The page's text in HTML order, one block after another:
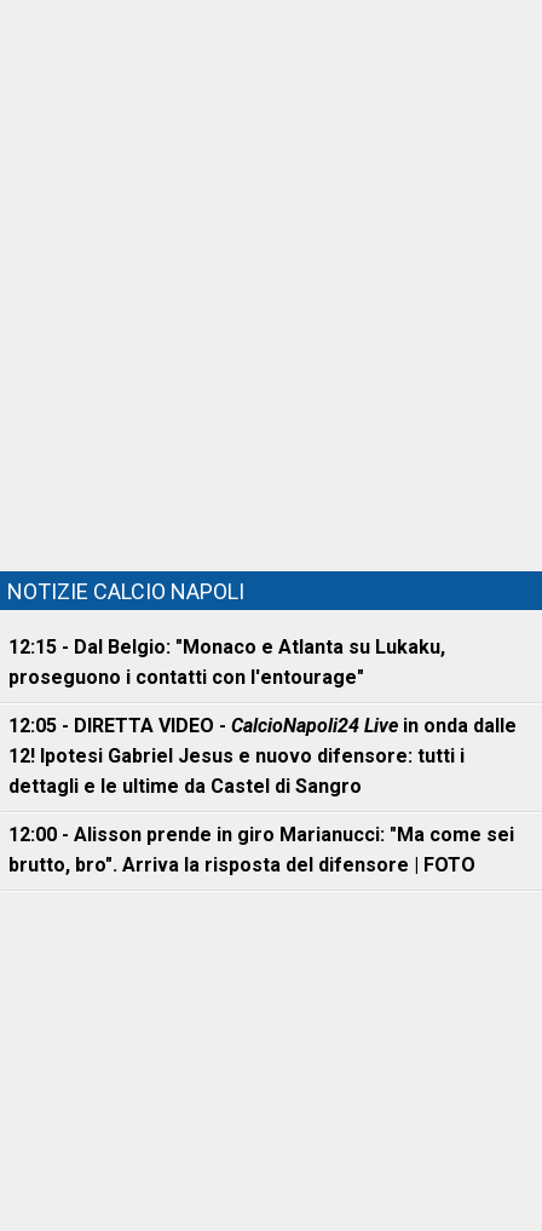
NOTIZIE CALCIO NAPOLI
12:15 - Dal Belgio: "Monaco e Atlanta su Lukaku,
proseguono i contatti con l'entourage"
12:05 - DIRETTA VIDEO - CalcioNapoli24 Live in onda dalle
12! Ipotesi Gabriel Jesus e nuovo difensore: tutti i
dettagli e le ultime da Castel di Sangro
12:00 - Alisson prende in giro Marianucci: "Ma come sei
brutto, bro". Arriva la risposta del difensore | FOTO